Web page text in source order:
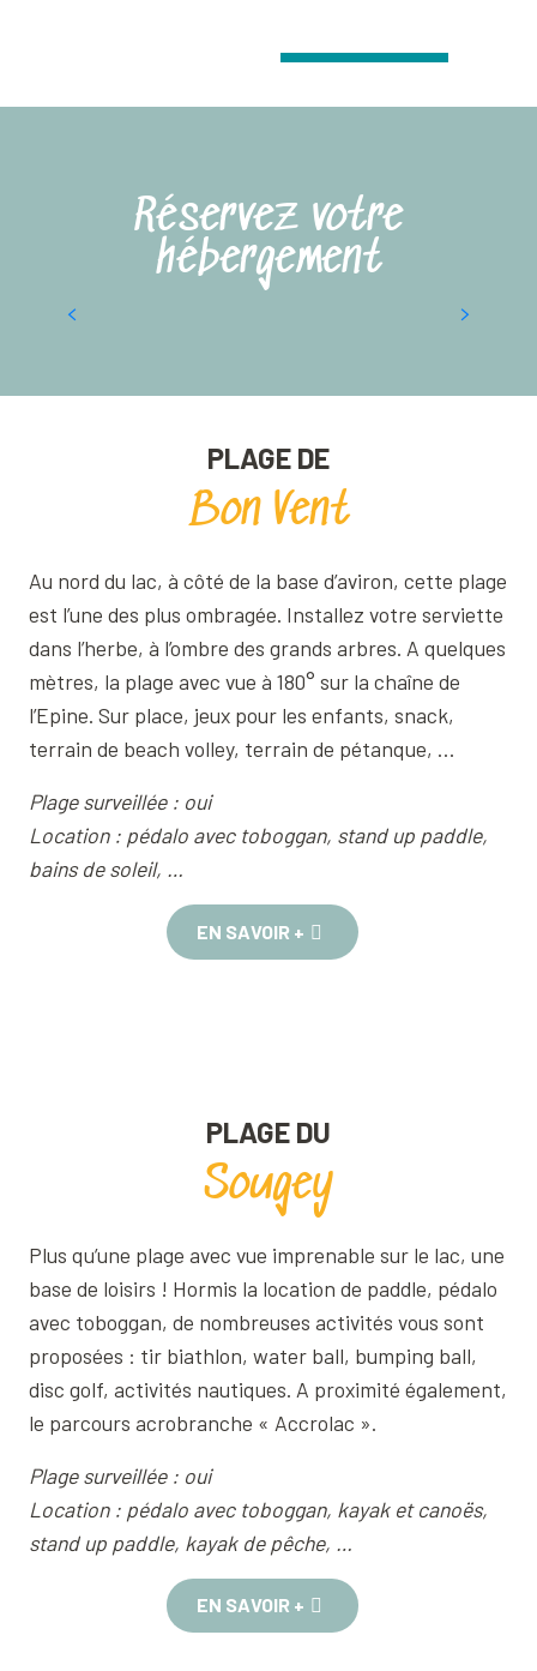
Réservez votre
hébergement
PLAGE DE
Bon Vent
Au nord du lac, à côté de la base d’aviron, cette plage
est l’une des plus ombragée. Installez votre serviette
dans l’herbe, à l’ombre des grands arbres. A quelques
mètres, la plage avec vue à 180° sur la chaîne de
l’Epine. Sur place, jeux pour les enfants, snack,
terrain de beach volley, terrain de pétanque, …
Plage surveillée : oui
Location : pédalo avec toboggan, stand up paddle,
bains de soleil, …
EN SAVOIR +
PLAGE DU
Sougey
Plus qu’une plage avec vue imprenable sur le lac, une
base de loisirs ! Hormis la location de paddle, pédalo
avec toboggan, de nombreuses activités vous sont
proposées : tir biathlon, water ball, bumping ball,
disc golf, activités nautiques. A proximité également,
le parcours acrobranche « Accrolac ».
Plage surveillée : oui
Location : pédalo avec toboggan, kayak et canoës,
stand up paddle, kayak de pêche, …
EN SAVOIR +